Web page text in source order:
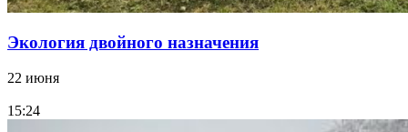
Экология двойного назначения
22 июня
15:24